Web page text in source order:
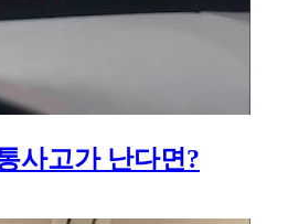
사고가 난다면?